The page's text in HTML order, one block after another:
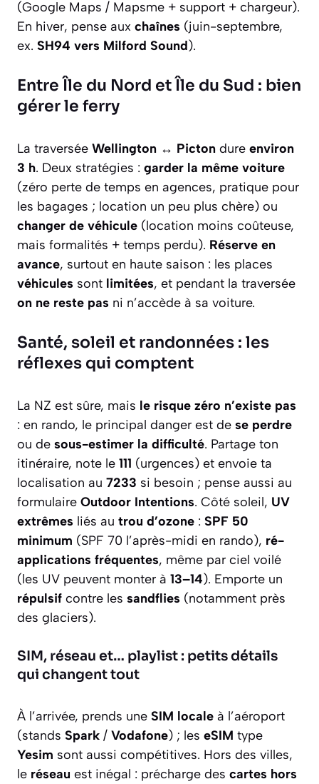
(Google Maps / Mapsme + support + chargeur).
En hiver, pense aux chaînes (juin-septembre,
ex. SH94 vers Milford Sound).
Entre Île du Nord et Île du Sud : bien
gérer le ferry
La traversée Wellington ↔ Picton dure environ
3 h. Deux stratégies : garder la même voiture
(zéro perte de temps en agences, pratique pour
les bagages ; location un peu plus chère) ou
changer de véhicule (location moins coûteuse,
mais formalités + temps perdu). Réserve en
avance, surtout en haute saison : les places
véhicules sont limitées, et pendant la traversée
on ne reste pas ni n’accède à sa voiture.
Santé, soleil et randonnées : les
réflexes qui comptent
La NZ est sûre, mais le risque zéro n’existe pas
: en rando, le principal danger est de se perdre
ou de sous-estimer la difficulté. Partage ton
itinéraire, note le 111 (urgences) et envoie ta
localisation au 7233 si besoin ; pense aussi au
formulaire Outdoor Intentions. Côté soleil, UV
extrêmes liés au trou d’ozone : SPF 50
minimum (SPF 70 l’après-midi en rando), ré-
applications fréquentes, même par ciel voilé
(les UV peuvent monter à 13–14). Emporte un
répulsif contre les sandflies (notamment près
des glaciers).
SIM, réseau et… playlist : petits détails
qui changent tout
À l’arrivée, prends une SIM locale à l’aéroport
(stands Spark / Vodafone) ; les eSIM type
Yesim sont aussi compétitives. Hors des villes,
le réseau est inégal : précharge des cartes hors